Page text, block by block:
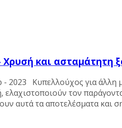
Χρυσή και ασταμάτητη
2023 Κυπελλούχος για
τον
αυτά τα αποτελέσματα